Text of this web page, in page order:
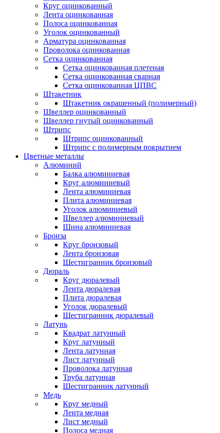
Круг оцинкованный
Лента оцинкованная
Полоса оцинкованная
Уголок оцинкованный
Арматура оцинкованная
Проволока оцинкованная
Сетка оцинкованная
Сетка оцинкованная плетеная
Сетка оцинкованная сварная
Сетка оцинкованная ЦПВС
Штакетник
Штакетник окрашенный (полимерный)
Швеллер оцинкованный
Швеллер гнутый оцинкованный
Штрипс
Штрипс оцинкованный
Штрипс с полимерным покрытием
Цветные металлы
Алюминий
Балка алюминиевая
Круг алюминиевый
Лента алюминиевая
Плита алюминиевая
Уголок алюминиевый
Швеллер алюминиевый
Шина алюминиевая
Бронза
Круг бронзовый
Лента бронзовая
Шестигранник бронзовый
Дюраль
Круг дюралевый
Лента дюралевая
Плита дюралевая
Уголок дюралевый
Шестигранник дюралевый
Латунь
Квадрат латунный
Круг латунный
Лента латунная
Лист латунный
Проволока латунная
Труба латунная
Шестигранник латунный
Медь
Круг медный
Лента медная
Лист медный
Полоса медная